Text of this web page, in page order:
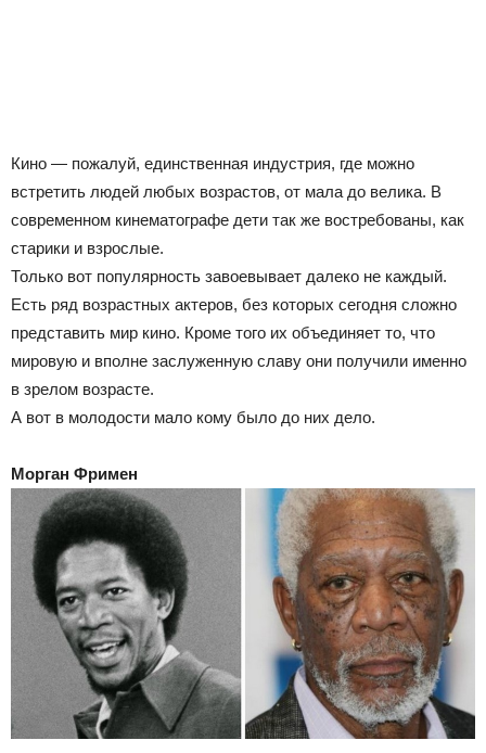
Кино — пожалуй, единственная индустрия, где можно
встретить людей любых возрастов, от мала до велика. В
современном кинематографе дети так же востребованы, как
старики и взрослые.
Только вот популярность завоевывает далеко не каждый.
Есть ряд возрастных актеров, без которых сегодня сложно
представить мир кино. Кроме того их объединяет то, что
мировую и вполне заслуженную славу они получили именно
в зрелом возрасте.
А вот в молодости мало кому было до них дело.
Морган Фримен